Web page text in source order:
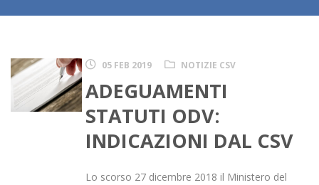
05 FEB 2019 NOTIZIE CSV
ADEGUAMENTI
STATUTI ODV:
INDICAZIONI DAL CSV
Lo scorso 27 dicembre 2018 il Ministero del